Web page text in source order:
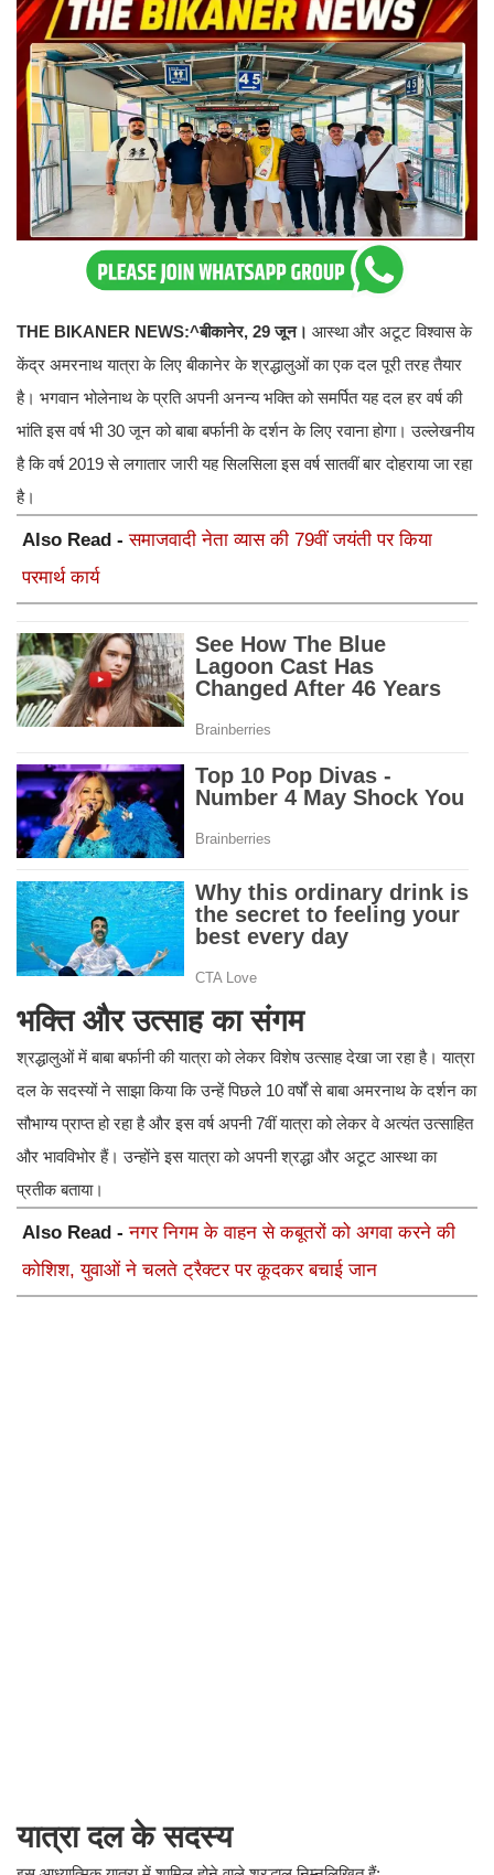
THE BIKANER NEWS:^बीकानेर, 29 जून। आस्था और अटूट विश्वास के
केंद्र अमरनाथ यात्रा के लिए बीकानेर के श्रद्धालुओं का एक दल पूरी तरह तैयार
है। भगवान भोलेनाथ के प्रति अपनी अनन्य भक्ति को समर्पित यह दल हर वर्ष की
भांति इस वर्ष भी 30 जून को बाबा बर्फानी के दर्शन के लिए रवाना होगा। उल्लेखनीय
है कि वर्ष 2019 से लगातार जारी यह सिलसिला इस वर्ष सातवीं बार दोहराया जा रहा
है।
Also Read -समाजवादी नेता व्यास की 79वीं जयंती पर किया
परमार्थ कार्य
भक्ति और उत्साह का संगम
​श्रद्धालुओं में बाबा बर्फानी की यात्रा को लेकर विशेष उत्साह देखा जा रहा है। यात्रा
दल के सदस्यों ने साझा किया कि उन्हें पिछले 10 वर्षों से बाबा अमरनाथ के दर्शन का
सौभाग्य प्राप्त हो रहा है और इस वर्ष अपनी 7वीं यात्रा को लेकर वे अत्यंत उत्साहित
और भावविभोर हैं। उन्होंने इस यात्रा को अपनी श्रद्धा और अटूट आस्था का
प्रतीक बताया।
Also Read -नगर निगम के वाहन से कबूतरों को अगवा करने की
कोशिश, युवाओं ने चलते ट्रैक्टर पर कूदकर बचाई जान
यात्रा दल के सदस्य